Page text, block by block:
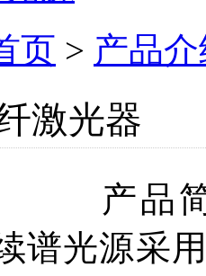
页 > 产品
激光器
产品
谱光源采